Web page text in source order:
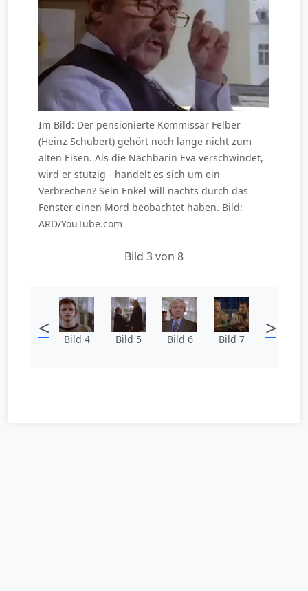
Im Bild: Der pensionierte Kommissar Felber
(Heinz Schubert) gehört noch lange nicht zum
alten Eisen. Als die Nachbarin Eva verschwindet,
wird er stutzig - handelt es sich um ein
Verbrechen? Sein Enkel will nachts durch das
Fenster einen Mord beobachtet haben. Bild:
ARD/YouTube.com
Bild 3 von 8
< Bild 4 Bild 5 Bild 6 Bild 7 >